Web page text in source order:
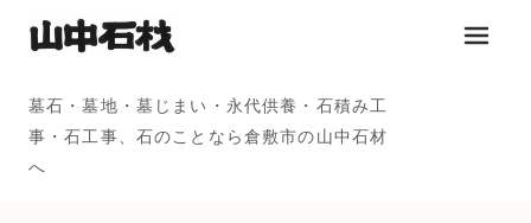
墓石・墓地・墓じまい・永代供養・石積み工
事・石工事、石のことなら倉敷市の山中石材
へ
メニュ